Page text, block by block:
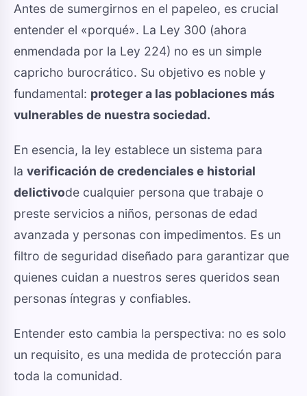
Antes de sumergirnos en el papeleo, es crucial
entender el «porqué». La Ley 300 (ahora
enmendada por la Ley 224) no es un simple
capricho burocrático. Su objetivo es noble y
fundamental: proteger a las poblaciones más
vulnerables de nuestra sociedad.
En esencia, la ley establece un sistema para
la verificación de credenciales e historial
delictivode cualquier persona que trabaje o
preste servicios a niños, personas de edad
avanzada y personas con impedimentos. Es un
filtro de seguridad diseñado para garantizar que
quienes cuidan a nuestros seres queridos sean
personas íntegras y confiables.
Entender esto cambia la perspectiva: no es solo
un requisito, es una medida de protección para
toda la comunidad.